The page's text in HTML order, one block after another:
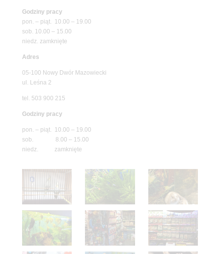
Godziny pracy
pon. – piąt. 10.00 – 19.00
sob. 10.00 – 15.00
niedz. zamknięte
Adres
05-100 Nowy Dwór Mazowiecki
ul. Leśna 2
tel. 503 900 215
Godziny pracy
pon. – piąt. 10.00 – 19.00
sob. 8.00 – 15.00
niedz. zamknięte